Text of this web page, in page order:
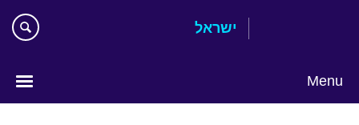
ישראל
Menu